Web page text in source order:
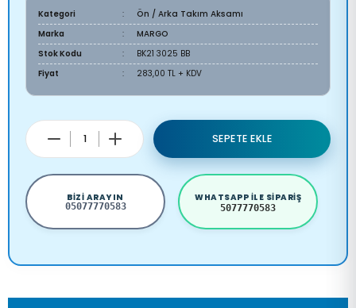
Kategori
Ön / Arka Takım Aksamı
Marka
MARGO
Stok Kodu
BK21 3025 BB
Fiyat
283,00 TL + KDV
SEPETE EKLE
BIZI ARAYIN
05077770583
WHATSAPP ILE SIPARIŞ
5077770583